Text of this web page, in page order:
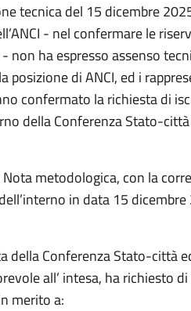
tecnica del 15 dicembre
- nel confermare le
non ha espresso assenso
posizione di ANCI, ed i
confermato la richiesta di
della Conferenza Stato-
metodologica, con la
in data 15
della Conferenza Stato-città
all’ intesa, ha richiesto
merito a: